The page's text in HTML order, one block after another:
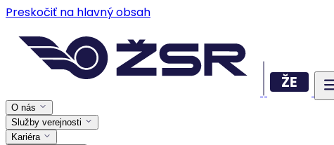
Preskočiť na hlavný obsah
O nás
Služby verejnosti
Kariéra